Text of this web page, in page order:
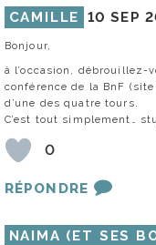
CAMILLE 10 SEP
Bonjour,
à l’occasion, débrouillez-
conférence de la BnF
d’une des quatre tours.
C’est tout simplement…
0
RÉPONDRE
NAIMA (ET SES